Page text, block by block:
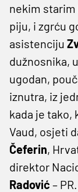
nekim
piju, i zgrću
asistenciju
dužnosnika,
ugodan,
iznutra, iz
kada je tako,
Vaud, osjeti
Čeferin,
direktor
Radović –